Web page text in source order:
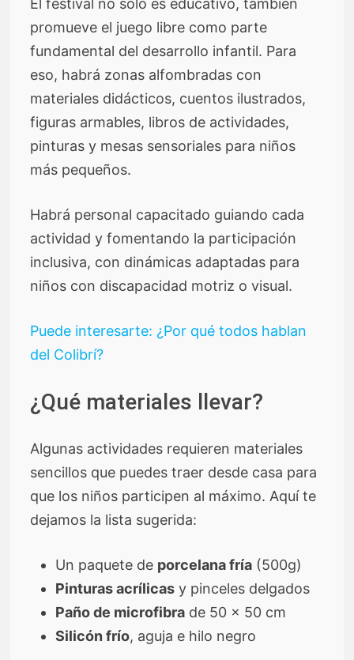
El festival no solo es educativo, también
promueve el juego libre como parte
fundamental del desarrollo infantil. Para
eso, habrá zonas alfombradas con
materiales didácticos, cuentos ilustrados,
figuras armables, libros de actividades,
pinturas y mesas sensoriales para niños
más pequeños.
Habrá personal capacitado guiando cada
actividad y fomentando la participación
inclusiva, con dinámicas adaptadas para
niños con discapacidad motriz o visual.
Puede interesarte: ¿Por qué todos hablan
del Colibrí?
¿Qué materiales llevar?
Algunas actividades requieren materiales
sencillos que puedes traer desde casa para
que los niños participen al máximo. Aquí te
dejamos la lista sugerida:
Un paquete de porcelana fría (500g)
Pinturas acrílicas y pinceles delgados
Paño de microfibra de 50 x 50 cm
Silicón frío, aguja e hilo negro